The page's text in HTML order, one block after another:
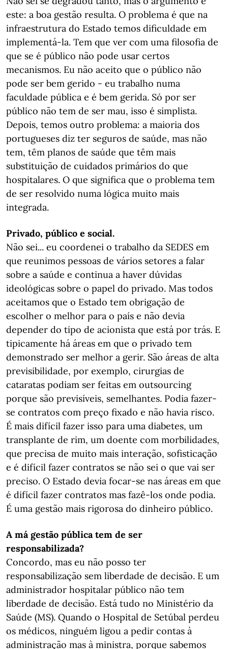
este: a boa gestão resulta. O problema é que na
infraestrutura do Estado temos dificuldade em
implementá-la. Tem que ver com uma filosofia de
que se é público não pode usar certos
mecanismos. Eu não aceito que o público não
pode ser bem gerido - eu trabalho numa
faculdade pública e é bem gerida. Só por ser
público não tem de ser mau, isso é simplista.
Depois, temos outro problema: a maioria dos
portugueses diz ter seguros de saúde, mas não
tem, têm planos de saúde que têm mais
substituição de cuidados primários do que
hospitalares. O que significa que o problema tem
de ser resolvido numa lógica muito mais
integrada.
Privado, público e social.
Não sei... eu coordenei o trabalho da SEDES em
que reunimos pessoas de vários setores a falar
sobre a saúde e continua a haver dúvidas
ideológicas sobre o papel do privado. Mas todos
aceitamos que o Estado tem obrigação de
escolher o melhor para o país e não devia
depender do tipo de acionista que está por trás. E
tipicamente há áreas em que o privado tem
demonstrado ser melhor a gerir. São áreas de alta
previsibilidade, por exemplo, cirurgias de
cataratas podiam ser feitas em outsourcing
porque são previsíveis, semelhantes. Podia fazer-
se contratos com preço fixado e não havia risco.
É mais difícil fazer isso para uma diabetes, um
transplante de rim, um doente com morbilidades,
que precisa de muito mais interação, sofisticação
e é difícil fazer contratos se não sei o que vai ser
preciso. O Estado devia focar-se nas áreas em que
é difícil fazer contratos mas fazê-los onde podia.
É uma gestão mais rigorosa do dinheiro público.
A má gestão pública tem de ser
responsabilizada?
Concordo, mas eu não posso ter
responsabilização sem liberdade de decisão. E um
administrador hospitalar público não tem
liberdade de decisão. Está tudo no Ministério da
Saúde (MS). Quando o Hospital de Setúbal perdeu
os médicos, ninguém ligou a pedir contas à
administração mas à ministra, porque sabemos